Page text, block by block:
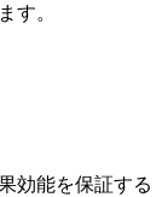
す。
効能を保証する